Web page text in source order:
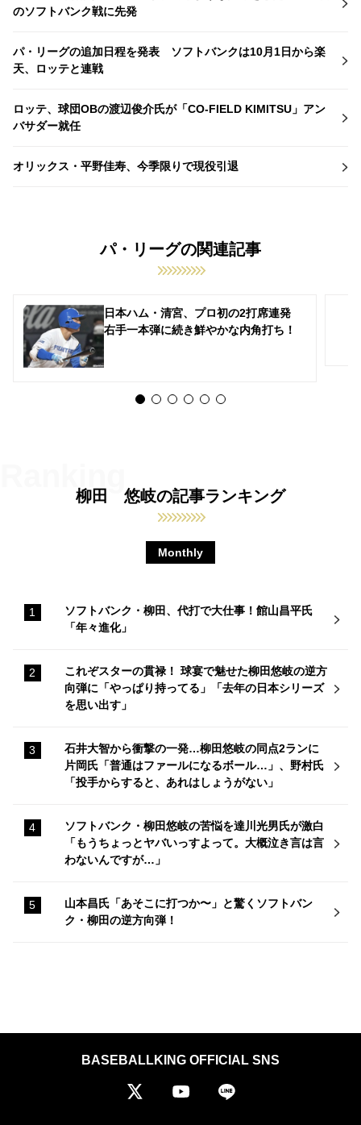
のソフトバンク戦に先発
パ・リーグの追加日程を発表 ソフトバンクは10月1日から楽
天、ロッテと連戦
ロッテ、球団OBの渡辺俊介氏が「CO-FIELD KIMITSU」アン
バサダー就任
オリックス・平野佳寿、今季限りで現役引退
パ・リーグの関連記事
日本ハム・清宮、プロ初の2打席連発
右手一本弾に続き鮮やかな内角打ち！
柳田 悠岐の記事ランキング
Monthly
ソフトバンク・柳田、代打で大仕事！館山昌平氏
「年々進化」
これぞスターの貫禄！ 球宴で魅せた柳田悠岐の逆方
向弾に「やっぱり持ってる」「去年の日本シリーズ
を思い出す」
石井大智から衝撃の一発…柳田悠岐の同点2ランに
片岡氏「普通はファールになるボール…」、野村氏
「投手からすると、あれはしょうがない」
ソフトバンク・柳田悠岐の苦悩を達川光男氏が激白
「もうちょっとヤバいっすよって。大概泣き言は言
わないんですが…」
山本昌氏「あそこに打つか〜」と驚くソフトバン
ク・柳田の逆方向弾！
BASEBALLKING OFFICIAL SNS